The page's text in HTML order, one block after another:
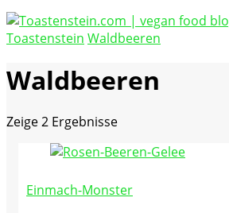
Toastenstein.com
Toastenstein Waldbeeren
Waldbeeren
Zeige2 Ergebnisse
Einmach-Monster